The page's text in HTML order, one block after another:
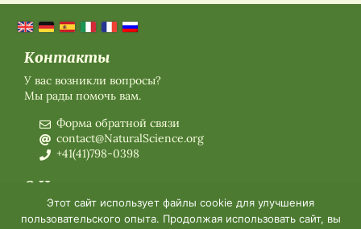
Контакты
У вас возникли вопросы?
Мы рады помочь вам.
Форма обратной связи
contact@NaturalScience.org
+41(41)798-0398
О Нас
О нас
Членское Заявление на 2026 год
Этот сайт использует файлы cookie для улучшения
пользовательского опыта. Продолжая использовать сайт, вы